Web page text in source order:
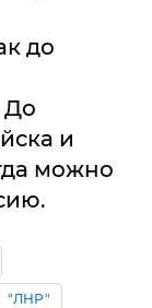
до
До
и
можно
"ЛНР"